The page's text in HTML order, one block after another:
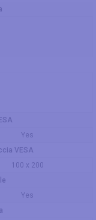
Yes
VESA
100 x 200
Yes